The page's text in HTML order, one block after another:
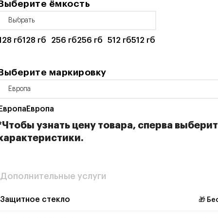
ёмкость
гб128 гб 256 гб256 гб 512 гб512 гб
маркировку
Европа
узнать цену товара, сперва
Дополнительные услуги
Защитное стекло 🎁